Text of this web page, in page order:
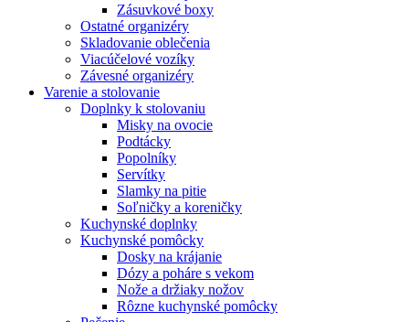
Zásuvkové boxy
Ostatné organizéry
Skladovanie oblečenia
Viacúčelové vozíky
Závesné organizéry
Varenie a stolovanie
Doplnky k stolovaniu
Misky na ovocie
Podtácky
Popolníky
Servítky
Slamky na pitie
Soľničky a koreničky
Kuchynské doplnky
Kuchynské pomôcky
Dosky na krájanie
Dózy a poháre s vekom
Nože a držiaky nožov
Rôzne kuchynské pomôcky